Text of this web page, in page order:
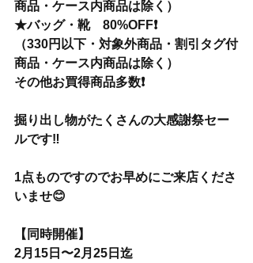
商品・ケース内商品は除く）
★バッグ・靴　80%OFF❗️
（330円以下・対象外商品・割引タグ付
商品・ケース内商品は除く）
その他お買得商品多数❗️
掘り出し物がたくさんの大感謝祭セー
ルです‼️
1点ものですのでお早めにご来店くださ
いませ😊
【同時開催】
2月15日〜2月25日迄